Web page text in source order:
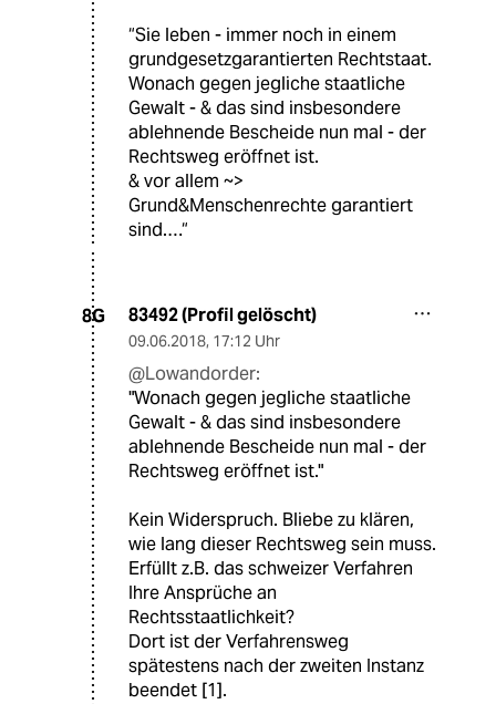
“Sie leben - immer noch in einem
grundgesetzgarantierten Rechtstaat.
Wonach gegen jegliche staatliche
Gewalt - & das sind insbesondere
ablehnende Bescheide nun mal - der
Rechtsweg eröffnet ist.
& vor allem ~>
Grund&Menschenrechte garantiert
sind.…“
8G 83492 (Profil gelöscht)
09.06.2018, 17:12 Uhr
@Lowandorder:
"Wonach gegen jegliche staatliche
Gewalt - & das sind insbesondere
ablehnende Bescheide nun mal - der
Rechtsweg eröffnet ist."
Kein Widerspruch. Bliebe zu klären,
wie lang dieser Rechtsweg sein muss.
Erfüllt z.B. das schweizer Verfahren
Ihre Ansprüche an
Rechtsstaatlichkeit?
Dort ist der Verfahrensweg
spätestens nach der zweiten Instanz
beendet [1].